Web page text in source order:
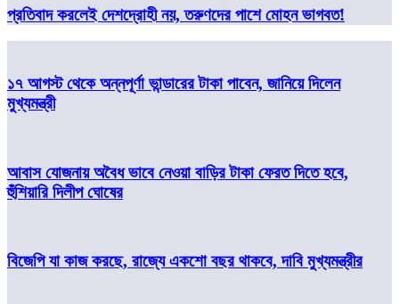
প্রতিবাদ করলেই দেশদ্রোহী নয়, তরুণদের পাশে মোহন ভাগবত!
১৭ আগস্ট থেকে অন্নপূর্ণা ভান্ডারের টাকা পাবেন, জানিয়ে দিলেন
মুখ্যমন্ত্রী
আবাস যোজনায় অবৈধ ভাবে নেওয়া বাড়ির টাকা ফেরত দিতে হবে,
হুঁশিয়ারি দিলীপ ঘোষের
বিজেপি যা কাজ করছে, রাজ্যে একশো বছর থাকবে, দাবি মুখ্যমন্ত্রীর